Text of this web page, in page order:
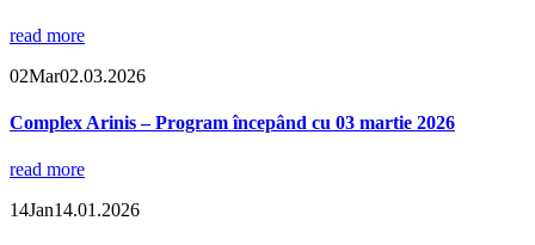
read more
02Mar02.03.2026
Complex Arinis – Program începând cu 03 martie 2026
read more
14Jan14.01.2026